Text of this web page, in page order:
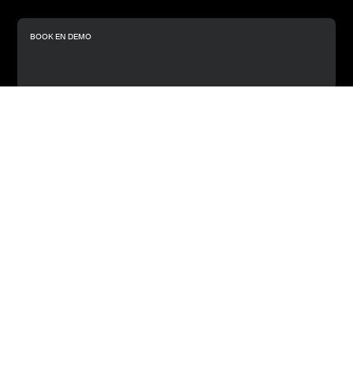
BOOK EN DEMO